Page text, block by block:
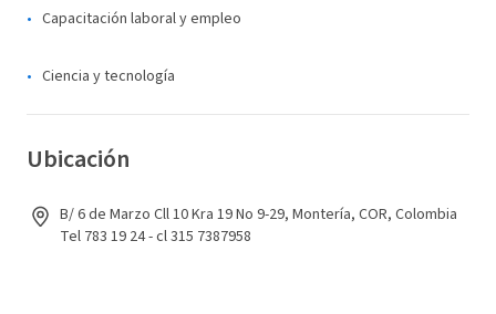
Capacitación laboral y empleo
Ciencia y tecnología
Ubicación
B/ 6 de Marzo Cll 10 Kra 19 No 9-29, Montería, COR, Colombia
Tel 783 19 24 - cl 315 7387958